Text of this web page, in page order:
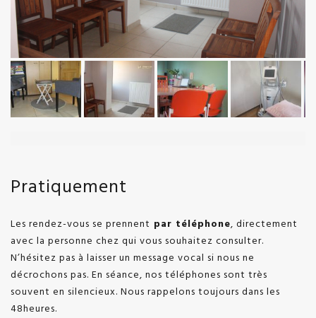
Pratiquement
Les rendez-vous se prennent par téléphone, directement
avec la personne chez qui vous souhaitez consulter.
N’hésitez pas à laisser un message vocal si nous ne
décrochons pas. En séance, nos téléphones sont très
souvent en silencieux. Nous rappelons toujours dans les
48heures.